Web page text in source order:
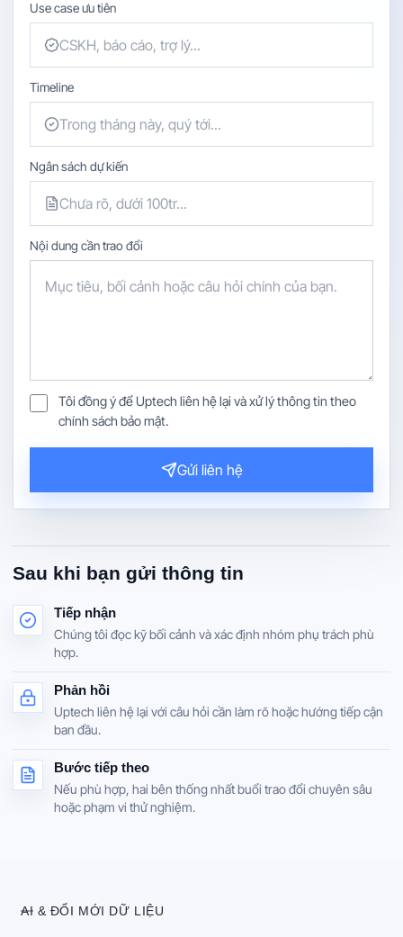
Sau khi bạn gửi thông tin
Tiếp nhận
Chúng tôi đọc kỹ bối cảnh và xác định nhóm phụ trách phù
hợp.
Phản hồi
Uptech liên hệ lại với câu hỏi cần làm rõ hoặc hướng tiếp cận
ban đầu.
Bước tiếp theo
Nếu phù hợp, hai bên thống nhất buổi trao đổi chuyên sâu
hoặc phạm vi thử nghiệm.
Use case ưu tiên
Timeline
Ngân sách dự kiến
Nội dung cần trao đổi
Tôi đồng ý để Uptech liên hệ lại và xử lý thông tin theo
chính sách bảo mật.
Gửi liên hệ
AI & ĐỔI MỚI DỮ LIỆU